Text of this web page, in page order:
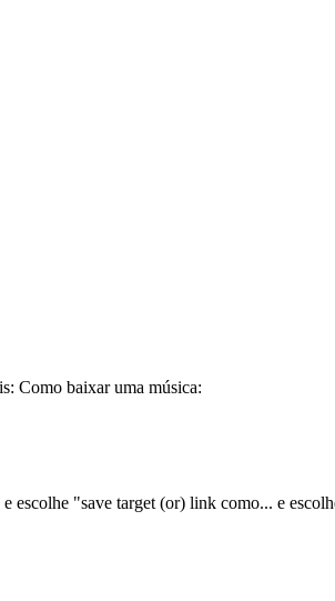
Como baixar uma música:
escolhe "save target (or) link como... e